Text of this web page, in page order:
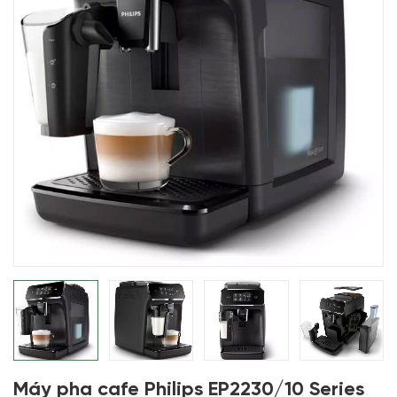
Máy pha cafe Philips EP2230/10 Series